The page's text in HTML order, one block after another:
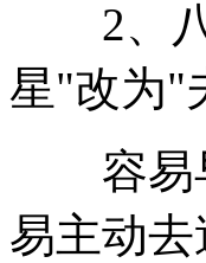
2、八
星"改为"
容易早
易主动